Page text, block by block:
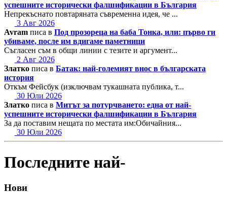
успешните исторически фалшификации в България
Непрекъснато повтаряната съвременна идея, че ...
3 Авг 2026
Avram писа в Под прозореца на баба Тонка, или: първо ги
убиваме, после им вдигаме паметници
Съгласен съм в общи линии с тезите и аргумент...
2 Авг 2026
Златко писа в Батак: най-големият внос в българската
история
Откъм Фейсбук (изключвам тукашната публика, т...
30 Юли 2026
Златко писа в Митът за потурчването: една от най-
успешните исторически фалшификации в България
За да поставим нещата по местата им:Обичайния...
30 Юли 2026
Последните най-
Нови